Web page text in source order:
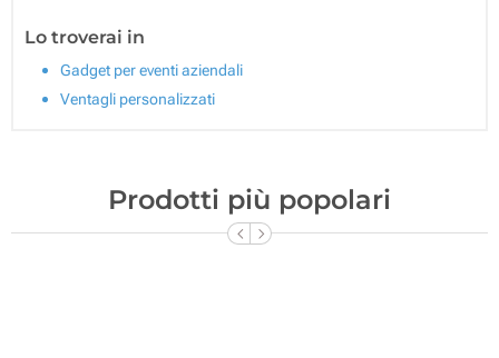
Lo troverai in
Gadget per eventi aziendali
Ventagli personalizzati
Prodotti più popolari